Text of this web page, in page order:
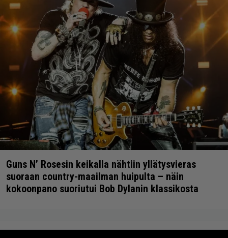
Guns N’ Rosesin keikalla nähtiin yllätysvieras
suoraan country-maailman huipulta – näin
kokoonpano suoriutui Bob Dylanin klassikosta